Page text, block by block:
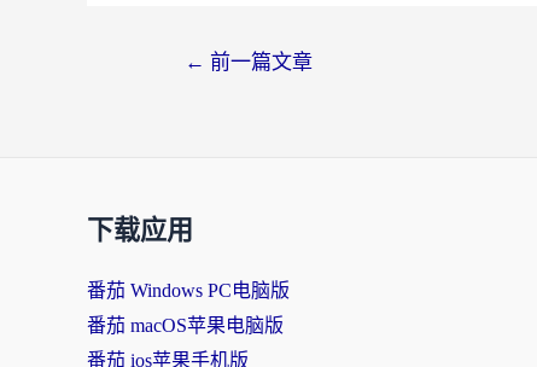
← 前一篇文章
下载应用
番茄 Windows PC电脑版
番茄 macOS苹果电脑版
番茄 ios苹果手机版